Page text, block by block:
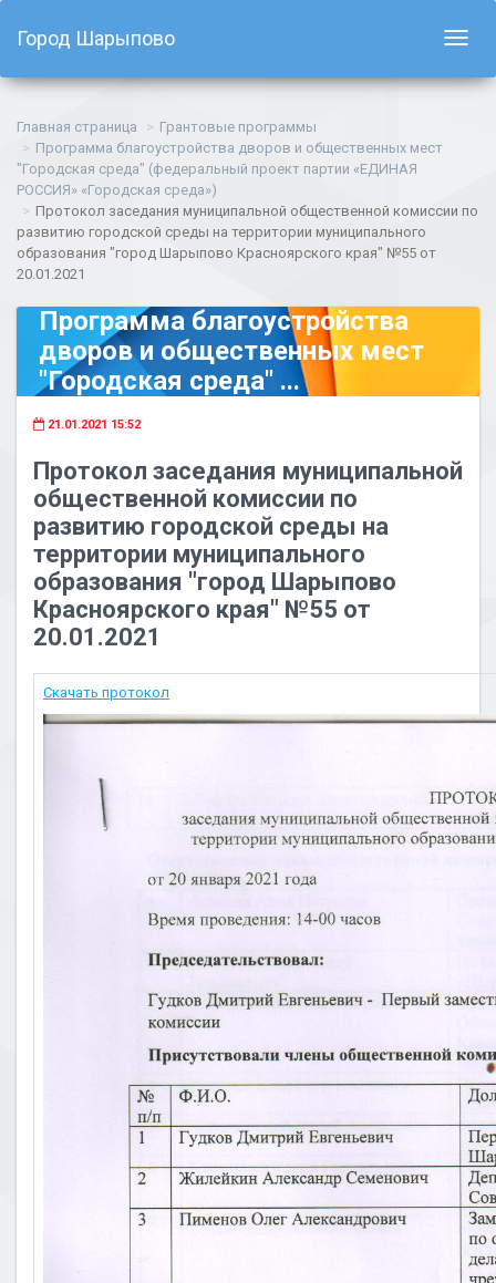
Город Шарыпово
Главная страница
Грантовые программы
Программа благоустройства дворов и общественных мест
"Городская среда" (федеральный проект партии «ЕДИНАЯ
РОССИЯ» «Городская среда»)
Протокол заседания муниципальной общественной комиссии по
развитию городской среды на территории муниципального
образования "город Шарыпово Красноярского края" №55 от
20.01.2021
Программа благоустройства
дворов и общественных мест
"Городская среда" ...
21.01.2021 15:52
Протокол заседания муниципальной
общественной комиссии по
развитию городской среды на
территории муниципального
образования "город Шарыпово
Красноярского края" №55 от
20.01.2021
Скачать протокол